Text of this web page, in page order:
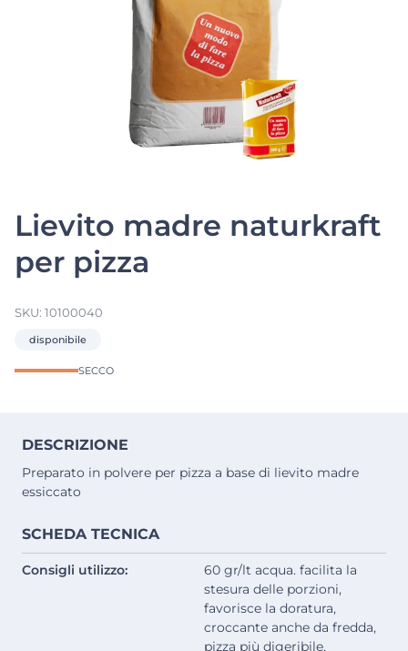
Lievito madre naturkraft
per pizza
SKU: 10100040
disponibile
SECCO
DESCRIZIONE
Preparato in polvere per pizza a base di lievito madre
essiccato
SCHEDA TECNICA
Consigli utilizzo:
60 gr/lt acqua. facilita la
stesura delle porzioni,
favorisce la doratura,
croccante anche da fredda,
pizza più digeribile.